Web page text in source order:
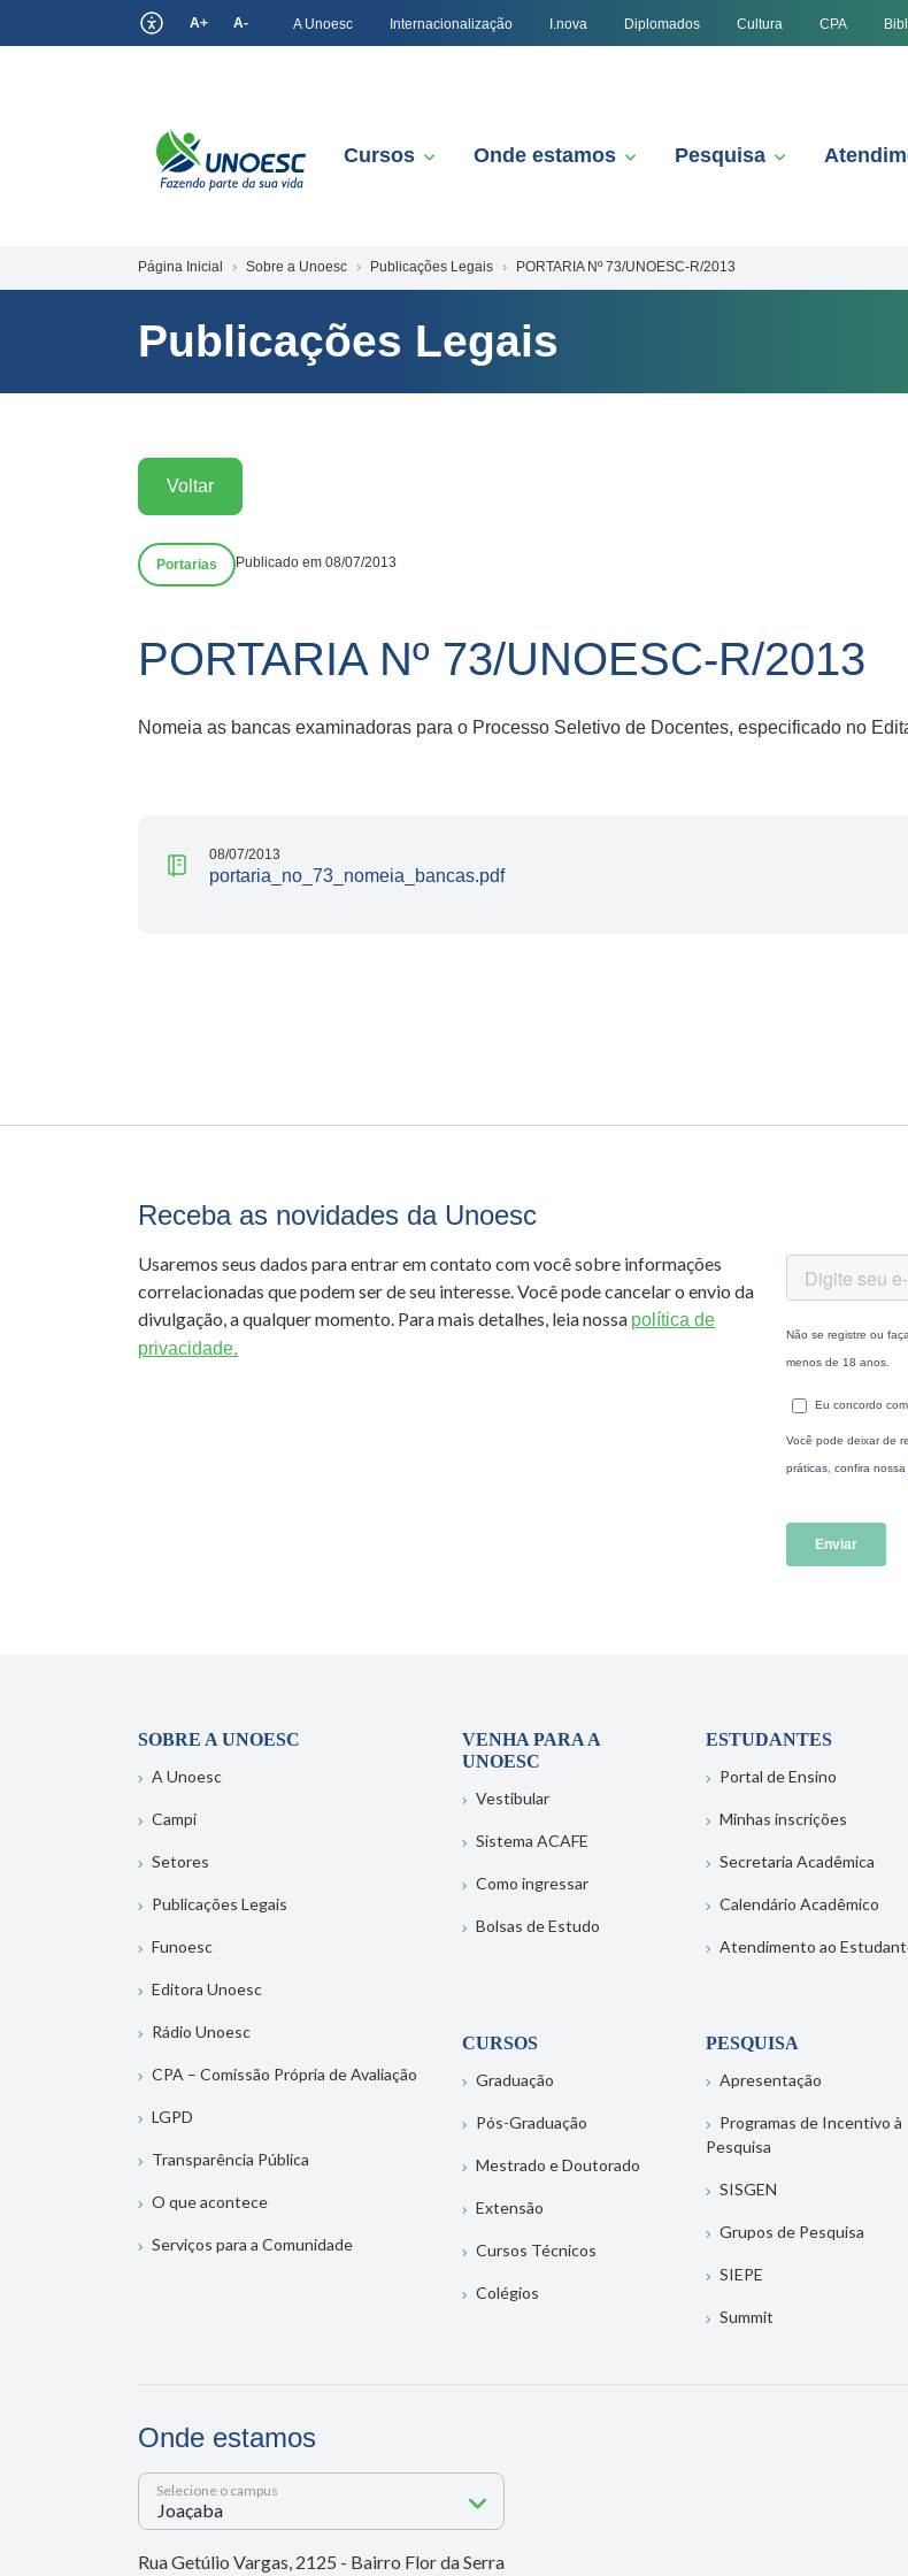
A+ A- A Unoesc Internacionalização I.nova Diplomados Cultura CPA
Cursos Onde estamos Pesquisa
Página Inicial Sobre a Unoesc Publicações Legais PORTARIA Nº 73/UNOESC-R/2013
Publicações Legais
Voltar
Portarias Publicado em 08/07/2013
PORTARIA Nº 73/UNOESC-R/2013
Nomeia as bancas examinadoras para o Processo Seletivo de Docentes, especificado no
08/07/2013
portaria_no_73_nomeia_bancas.pdf
Receba as novidades da Unoesc
Usaremos seus dados para entrar em contato com você sobre informações
correlacionadas que podem ser de seu interesse. Você pode cancelar o envio da
divulgação, a qualquer momento. Para mais detalhes, leia nossa política de
privacidade.
SOBRE A UNOESC
A Unoesc
Campi
Setores
Publicações Legais
Funoesc
Editora Unoesc
Rádio Unoesc
CPA – Comissão Própria de Avaliação
LGPD
Transparência Pública
O que acontece
Serviços para a Comunidade
VENHA PARA A
UNOESC
Vestibular
Sistema ACAFE
Como ingressar
Bolsas de Estudo
ESTUDANTES
Portal de Ensino
Minhas inscrições
Secretaria Acadêmica
Calendário Acadêmico
Atendimento ao
CURSOS
Graduação
Pós-Graduação
Mestrado e Doutorado
Extensão
Cursos Técnicos
Colégios
PESQUISA
Apresentação
Programas de Incentivo à
Pesquisa
SISGEN
Grupos de Pesquisa
SIEPE
Summit
Onde estamos
Selecione o campus
Rua Getúlio Vargas, 2125 - Bairro Flor da Serra